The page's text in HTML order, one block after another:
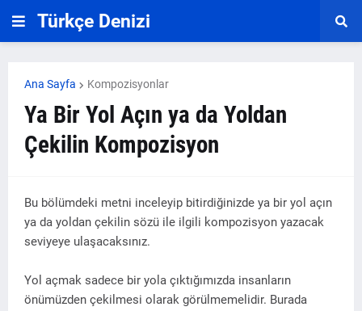
Türkçe Denizi
Ana Sayfa Kompozisyonlar
Ya Bir Yol Açın ya da Yoldan
Çekilin Kompozisyon
Bu bölümdeki metni inceleyip bitirdiğinizde ya bir yol açın
ya da yoldan çekilin sözü ile ilgili kompozisyon yazacak
seviyeye ulaşacaksınız.
Yol açmak sadece bir yola çıktığımızda insanların
önümüzden çekilmesi olarak görülmemelidir. Burada